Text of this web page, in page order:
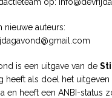
nieuwe auteurs:
is een uitgave van de
heeft als doel het uitgeven
en heeft een ANBI-status